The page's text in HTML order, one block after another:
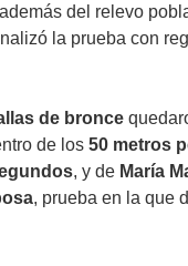
del relevo
la prueba con
de bronce
de los 50 metros
, y de María
, prueba en la que